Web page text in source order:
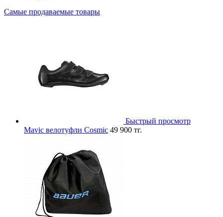
Самые продаваемые товары
Быстрый просмотр
Mavic велотуфли Cosmic 49 900 тг.